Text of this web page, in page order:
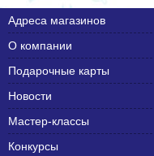
Адреса магазинов
О компании
Подарочные карты
Новости
Мастер-классы
Конкурсы